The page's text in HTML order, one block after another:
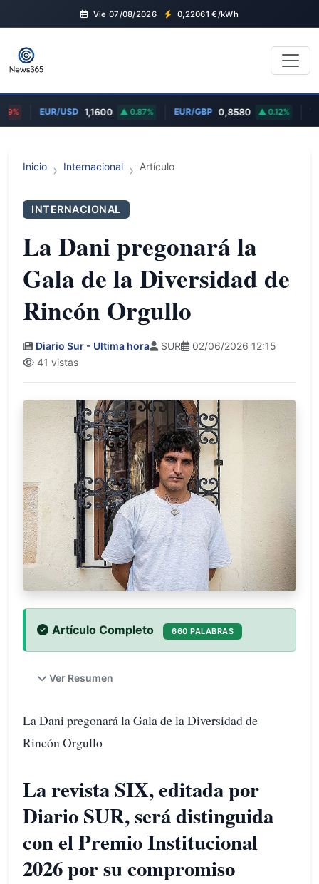
Vie 07/08/2026 0,22061 €/kWh
EUR/USD 1,1600 0.87% EUR/GBP 0,8580 0.12%
Inicio Internacional Artículo
INTERNACIONAL
La Dani pregonará la
Gala de la Diversidad de
Rincón Orgullo
Diario Sur - Ultima hora SUR
02/06/2026 12:15
41 vistas
Artículo Completo 660 PALABRAS
Ver Resumen
La Dani pregonará la Gala de la Diversidad de
Rincón Orgullo
La revista SIX, editada por
Diario SUR, será distinguida
con el Premio Institucional
2026 por su compromiso